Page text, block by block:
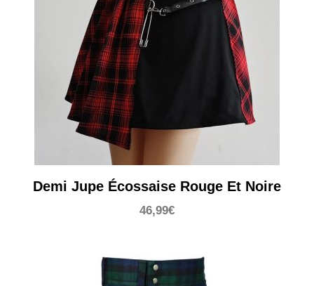
Demi Jupe Écossaise Rouge Et Noire
46,99€